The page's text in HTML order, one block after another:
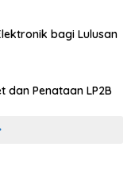
bagi Lulusan
dan Penataan LP2B